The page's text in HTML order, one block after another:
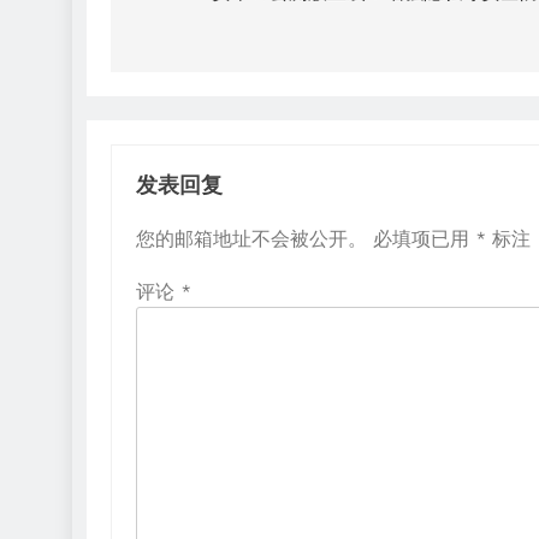
发表回复
您的邮箱地址不会被公开。 必填项已用 * 标注
评论 *
4 年 ago